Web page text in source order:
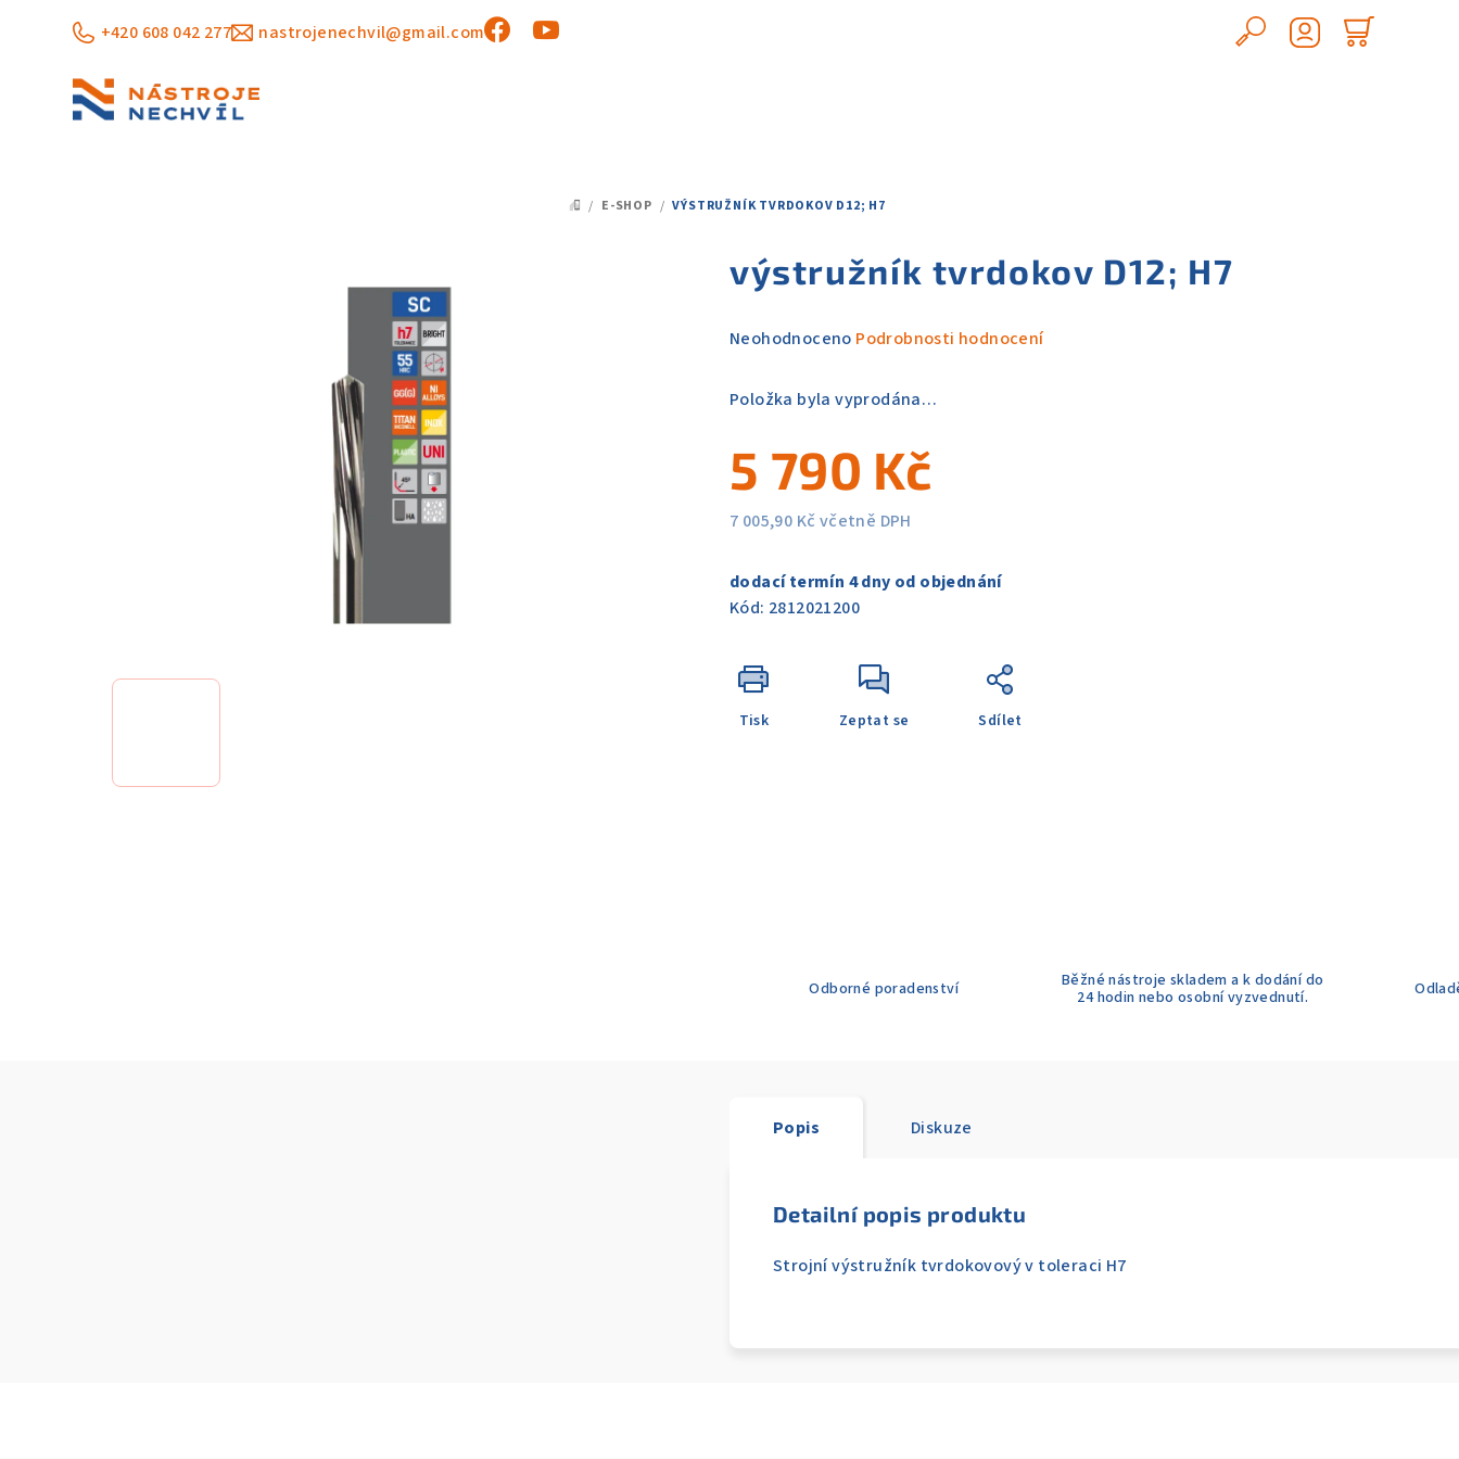
+420 608 042 277 nastrojenechvil@gmail.com
Hledat
DOMŮ
/ E-SHOP / VÝSTRUŽNÍK TVRDOKOV D12; H7
výstružník tvrdokov D12; H7
Průměrné
produktu
z
5
hvězdiček.
Neohodnoceno Podrobnosti hodnocení
Položka byla vyprodána…
5 790 Kč
7 005,90 Kč včetně DPH
cena:
dodací termín 4 dny od objednání
Kód: 2812021200
Tisk Zeptat se Sdílet
Odborné poradenství
Běžné nástroje skladem a k dodání do
24 hodin nebo osobní vyzvednutí.
Popis Diskuze
Detailní popis produktu
Strojní výstružník tvrdokovový v toleraci H7